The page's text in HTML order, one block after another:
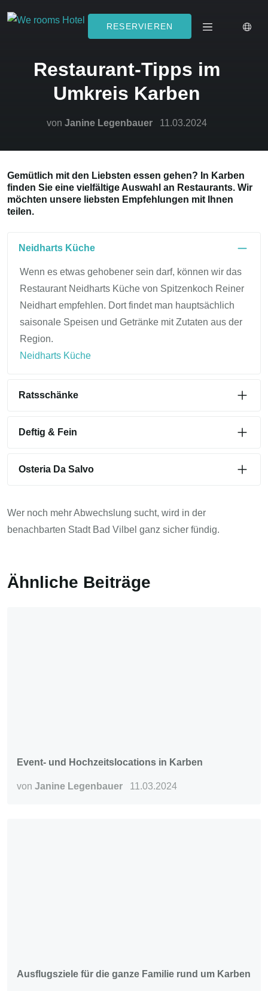
RESERVIEREN
Restaurant-Tipps im
Umkreis Karben
von Janine Legenbauer 11.03.2024
Gemütlich mit den Liebsten essen gehen? In Karben
finden Sie eine vielfältige Auswahl an Restaurants. Wir
möchten unsere liebsten Empfehlungen mit Ihnen
teilen.
Neidharts Küche
Wenn es etwas gehobener sein darf, können wir das
Restaurant Neidharts Küche von Spitzenkoch Reiner
Neidhart empfehlen. Dort findet man hauptsächlich
saisonale Speisen und Getränke mit Zutaten aus der
Region.
Neidharts Küche
Ratsschänke
Deftig & Fein
Osteria Da Salvo
Wer noch mehr Abwechslung sucht, wird in der
benachbarten Stadt Bad Vilbel ganz sicher fündig.
Ähnliche Beiträge
Event- und Hochzeitslocations in Karben
von Janine Legenbauer 11.03.2024
Ausflugsziele für die ganze Familie rund um Karben